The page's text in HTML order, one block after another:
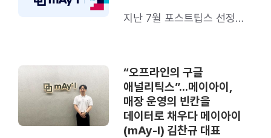
지난 7월 포스트팁스 선정에
“오프라인의 구글
애널리틱스”…메이아이,
매장 운영의 빈칸을
데이터로 채우다 메이아이
(mAy-I) 김찬규 대표